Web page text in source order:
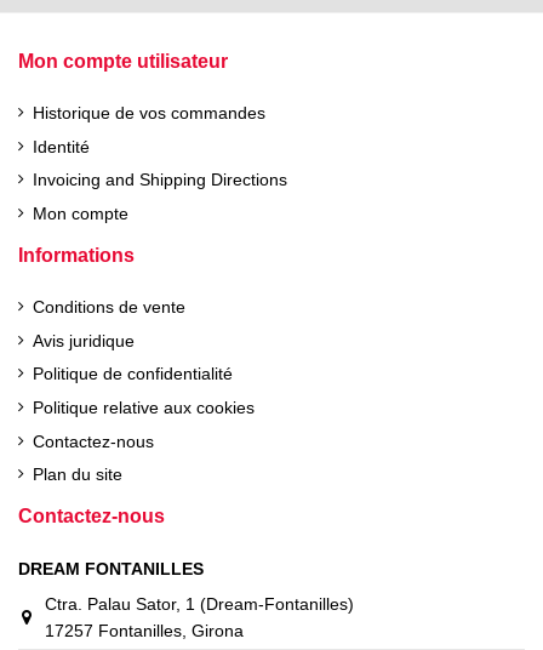
Goss
400BK
93,17 €
77,00 € SANS TVA
Ajouter au panier
Goss
35793.1BK
140,36 €
116,00 € SANS TVA
Ajouter au panier
Mon compte utilisateur
Historique de vos commandes
Identité
Invoicing and Shipping Directions
Mon compte
Informations
Conditions de vente
Avis juridique
Politique de confidentialité
Politique relative aux cookies
Contactez-nous
Plan du site
Contactez-nous
DREAM FONTANILLES
Ctra. Palau Sator, 1 (Dream-Fontanilles)
17257 Fontanilles, Girona